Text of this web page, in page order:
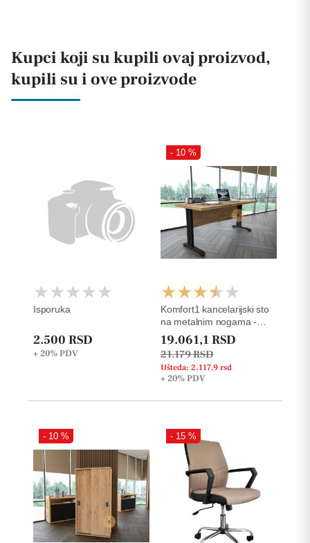
Kupci koji su kupili ovaj proizvod,
kupili su i ove proizvode
Isporuka
2.500 RSD
+ 20%PDV
Komfort1 kancelarijski sto
na metalnim nogama -
36mm
- 10 %
19.061,1 RSD
21.179 RSD
Ušteda: 2.117,9 rsd
+ 20%PDV
- 10 % - 15 %